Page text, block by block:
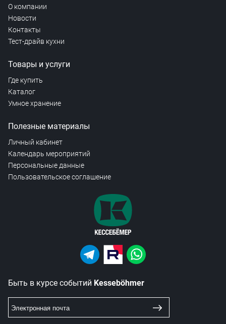
О компании
Новости
Контакты
Тест-драйв кухни
Товары и услуги
Где купить
Каталог
Умное хранение
Полезные материалы
Личный кабинет
Календарь мероприятий
Персональные данные
Пользовательское соглашение
Быть в курсе событий Kesseböhmer